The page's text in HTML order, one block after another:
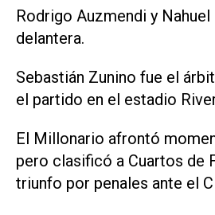
Rodrigo Auzmendi y
delantera.
Sebastián Zunino fue el
el partido en el estadio
El Millonario afrontó
pero clasificó a Cuartos de
triunfo por penales ante el